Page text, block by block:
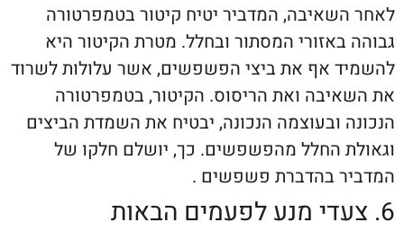
המדביר יטיח קיטור בטמפרטורה
המסתור ובחלל. מטרת הקיטור היא
אף את ביצי הפשפשים, אשר עלולות לשרוד
ואת הריסוס. הקיטור, בטמפרטורה
ובעוצמה הנכונה, יבטיח את השמדת הביצים
החלל מהפשפשים. כך, יושלם חלקו של
בהדברת פשפשים .